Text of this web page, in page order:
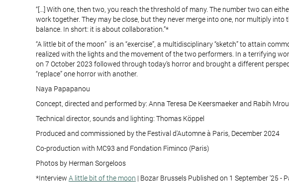
“[...] With one, then two, you reach the threshold of many. The number two can
work together. They may be close, but they never merge into one, nor multiply
balance. In short: it is about collaboration.”*
“A little bit of the moon” is an “exercise”, a multidisciplinary “sketch” to attain
realized with the lights and the movement of the two performers. In a terrifying
on 7 October 2023 followed through today’s horror and brought a different
“replace” one horror with another.
Naya Papapanou
Concept, directed and performed by: Anna Teresa De Keersmaeker and Rabih
Technical director, sounds and lighting: Thomas Köppel
Produced and commissioned by the Festival d'Automne à Paris, December 2024
Co-production with MC93 and Fondation Fiminco (Paris)
Photos by Herman Sorgeloos
*Interview A little bit of the moon | Bozar Brussels Published on 1 September '25 -